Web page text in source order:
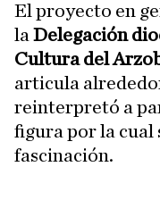
El proyecto en
la Delegación
Cultura del
articula
reinterpretó a
figura por la cual
fascinación.